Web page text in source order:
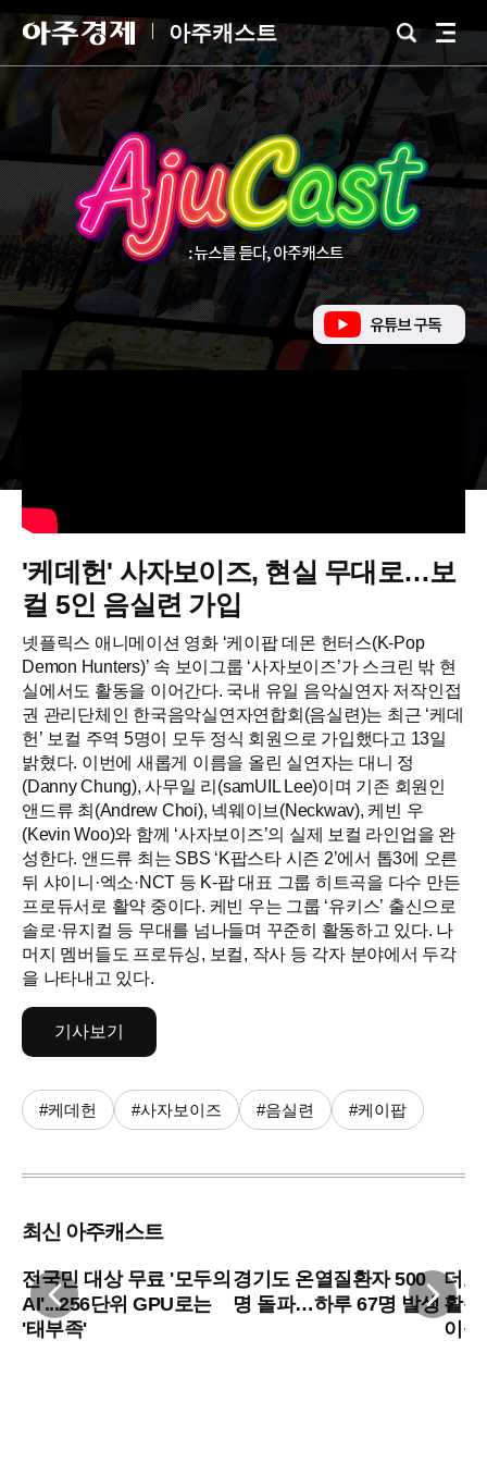
아
주
경
제
아주캐스트
검
색
전
체
메
뉴
유
튜
브
'케데헌' 사자보이즈, 현실 무대로…보
컬 5인 음실련 가입
넷플릭스 애니메이션 영화 ‘케이팝 데몬 헌터스(K-Pop
Demon Hunters)’ 속 보이그룹 ‘사자보이즈’가 스크린 밖 현
실에서도 활동을 이어간다. 국내 유일 음악실연자 저작인접
권 관리단체인 한국음악실연자연합회(음실련)는 최근 ‘케데
헌’ 보컬 주역 5명이 모두 정식 회원으로 가입했다고 13일
밝혔다. 이번에 새롭게 이름을 올린 실연자는 대니 정
(Danny Chung), 사무일 리(samUIL Lee)이며 기존 회원인
앤드류 최(Andrew Choi), 넥웨이브(Neckwav), 케빈 우
(Kevin Woo)와 함께 ‘사자보이즈’의 실제 보컬 라인업을 완
성한다. 앤드류 최는 SBS ‘K팝스타 시즌 2’에서 톱3에 오른
뒤 샤이니·엑소·NCT 등 K-팝 대표 그룹 히트곡을 다수 만든
프로듀서로 활약 중이다. 케빈 우는 그룹 ‘유키스’ 출신으로
솔로·뮤지컬 등 무대를 넘나들며 꾸준히 활동하고 있다. 나
머지 멤버들도 프로듀싱, 보컬, 작사 등 각자 분야에서 두각
을 나타내고 있다.
기사보기
#케데헌 #사자보이즈 #음실련 #케이팝
최신 아주캐스트
전국민 대상 무료 '모두의
AI'...256단위 GPU로는
'태부족'
경기도 온열질환자 500
명 돌파…하루 67명 발생
더보
활
이블